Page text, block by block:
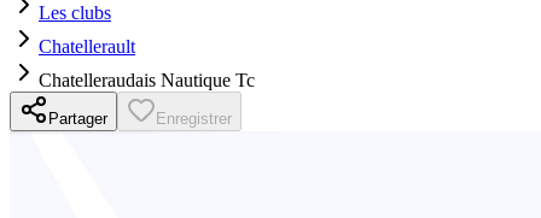
Les clubs
Chatellerault
Chatelleraudais Nautique Tc
Partager Enregistrer